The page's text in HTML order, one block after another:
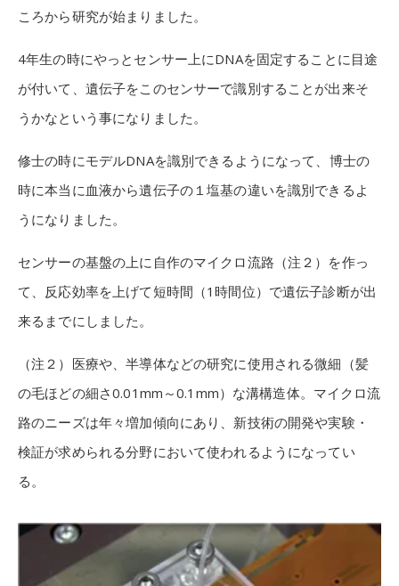
ころから研究が始まりました。
4年生の時にやっとセンサー上にDNAを固定することに目途
が付いて、遺伝子をこのセンサーで識別することが出来そ
うかなという事になりました。
修士の時にモデルDNAを識別できるようになって、博士の
時に本当に血液から遺伝子の１塩基の違いを識別できるよ
うになりました。
センサーの基盤の上に自作のマイクロ流路（注２）を作っ
て、反応効率を上げて短時間（1時間位）で遺伝子診断が出
来るまでにしました。
（注２）医療や、半導体などの研究に使用される微細（髪
の毛ほどの細さ0.01mm～0.1mm）な溝構造体。マイクロ流
路のニーズは年々増加傾向にあり、新技術の開発や実験・
検証が求められる分野において使われるようになってい
る。